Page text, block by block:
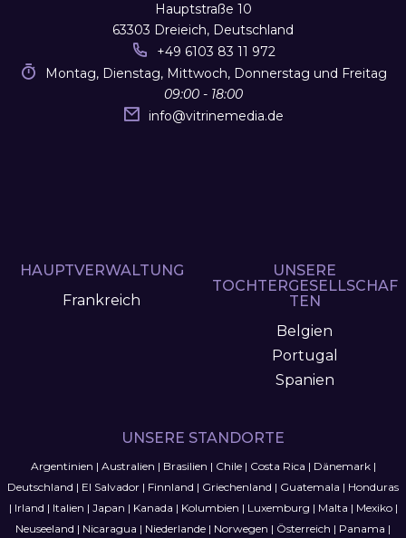
Hauptstraße 10
63303 Dreieich, Deutschland
+49 6103 83 11 972
Montag, Dienstag, Mittwoch, Donnerstag und Freitag
09:00 - 18:00
info@vitrinemedia.de
HAUPTVERWALTUNG
Frankreich
UNSERE
TOCHTERGESELLSCHAF
TEN
Belgien
Portugal
Spanien
UNSERE STANDORTE
Argentinien | Australien | Brasilien | Chile| Costa Rica | Dänemark|
Deutschland | El Salvador | Finnland | Griechenland | Guatemala | Honduras
| Irland | Italien | Japan | Kanada | Kolumbien | Luxemburg | Malta | Mexiko|
Neuseeland | Nicaragua | Niederlande | Norwegen | Österreich | Panama |